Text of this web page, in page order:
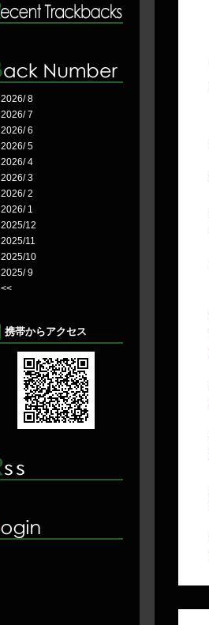
2026/ 8
2026/ 7
2026/ 6
2026/ 5
2026/ 4
2026/ 3
2026/ 2
2026/ 1
2025/12
2025/11
2025/10
2025/ 9
<<
携帯からアクセス